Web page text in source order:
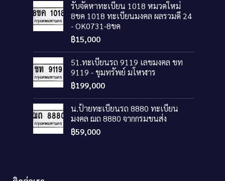
รับจัดหาทะเบียน 1018 หมวดใหม่
8ขค 1018 ทะเบียนมงคล ผลรวมดี 24
- OK0731-8ขค
฿15,000
51.ทะเบียนรถ 9119 เลขมงคล ขท
9119 - ขุมทรัพย์ มโหฬาร
฿199,000
น.ป้ายทะเบียนรถ 8880 ทะเบียน
มงคล ฌถ 8880 จากกรมขนส่ง
฿59,000